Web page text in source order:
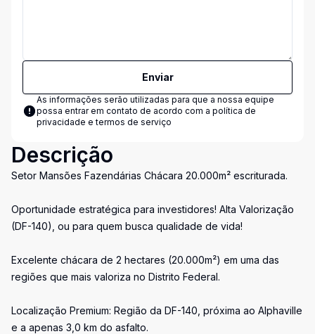
Enviar
As informações serão utilizadas para que a nossa equipe
possa entrar em contato de acordo com a política de
privacidade e termos de serviço
Descrição
Setor Mansões Fazendárias Chácara 20.000m² escriturada.
Oportunidade estratégica para investidores! Alta Valorização
(DF-140), ou para quem busca qualidade de vida!
Excelente chácara de 2 hectares (20.000m²) em uma das
regiões que mais valoriza no Distrito Federal.
Localização Premium: Região da DF-140, próxima ao Alphaville
e a apenas 3,0 km do asfalto.